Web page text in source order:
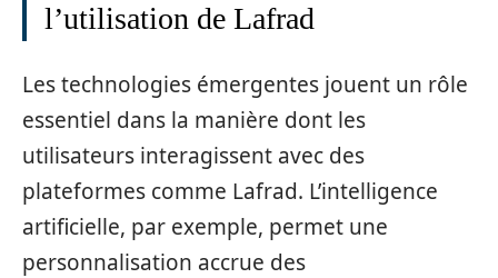
l’utilisation de Lafrad
Les technologies émergentes jouent un rôle
essentiel dans la manière dont les
utilisateurs interagissent avec des
plateformes comme Lafrad. L’intelligence
artificielle, par exemple, permet une
personnalisation accrue des